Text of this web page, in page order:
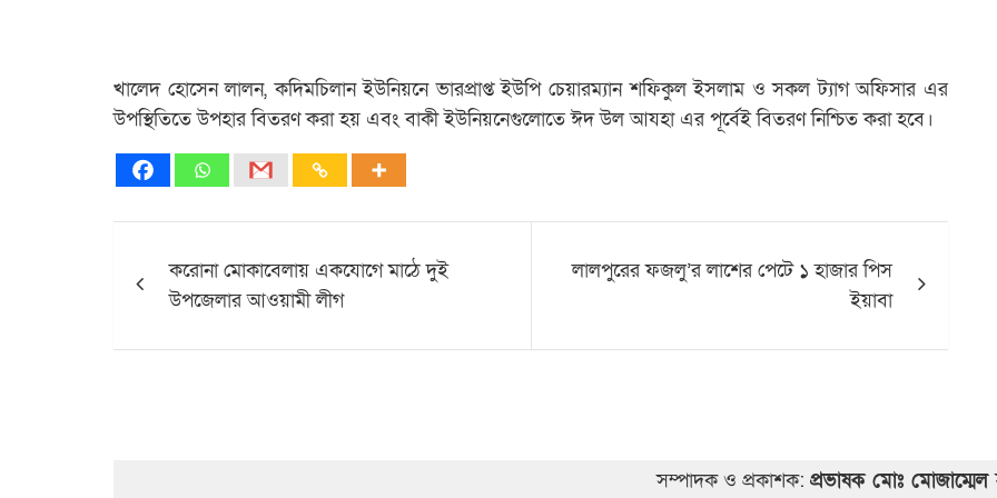
খালেদ হোসেন লালন, কদিমচিলান ইউনিয়নে ভারপ্রাপ্ত ইউপি চেয়ারম্যান শফিকুল ইসলাম ও সকল ট্যাগ অফিসার এর
উপস্থিতিতে উপহার বিতরণ করা হয় এবং বাকী ইউনিয়নেগুলোতে ঈদ উল আযহা এর পূর্বেই বিতরণ নিশ্চিত করা হবে।
navigation
করোনা মোকাবেলায় একযোগে মাঠে দুই
উপজেলার আওয়ামী লীগ
লালপুরের ফজলু’র লাশের পেটে ১ হাজার পিস
ইয়াবা
সম্পাদক ও প্রকাশক:প্রভাষক মোঃ